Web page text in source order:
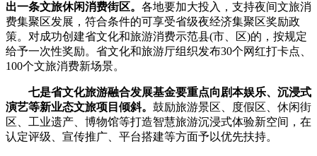
出一条文旅休闲消费街区。 各地要加大投入，支持夜间文旅消
费集聚区发展，符合条件的可享受省级夜经济集聚区奖励政
策。对成功创建省文化和旅游消费示范县(市、区)的，按规定
给予一次性奖励。省文化和旅游厅组织发布30个网红打卡点、
100个文旅消费新场景。
七是省文化旅游融合发展基金要重点向剧本娱乐、沉浸式
演艺等新业态文旅项目倾斜。 鼓励旅游景区、度假区、休闲街
区、工业遗产、博物馆等打造智慧旅游沉浸式体验新空间，在
认定评级、宣传推广、平台搭建等方面予以优先扶持。